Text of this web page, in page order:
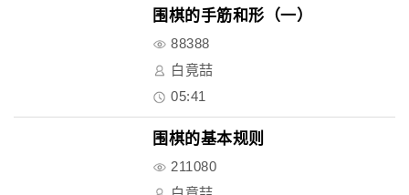
围棋的手筋和形（一）
88388
白竟喆
05:41
围棋的基本规则
211080